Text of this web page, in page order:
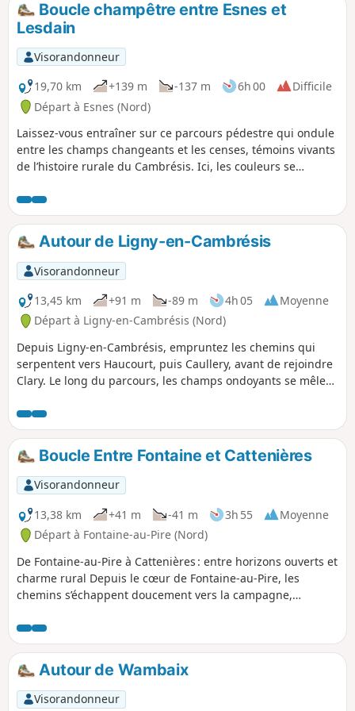
p
Boucle champêtre entre Esnes et
Lesdain
Visorandonneur
19,70 km
+139 m -137 m 6h 00
Difficile
Départ à Esnes (Nord)
Laissez-vous entraîner sur ce parcours pédestre qui ondule
entre les champs changeants et les censes, témoins vivants
de l’histoire rurale du Cambrésis. Ici, les couleurs se
tendre du printemps, les bruns chauds d’automne. Chaque
pas vous offre une respiration nouvelle : le parfum des
haies, le chant lointain des alouettes, la quiétude des
chemins creux. Plus qu’une simple balade, c’est une
parenthèse où l’on goûte la douceur d’un paysage façonné
par le temps et par la main de l’homme.
Autour de Ligny-en-Cambrésis
Visorandonneur
13,45 km
+91 m -89 m 4h 05
Moyenne
Départ à Ligny-en-Cambrésis (Nord)
Depuis Ligny-en-Cambrésis, empruntez les chemins qui
serpentent vers Haucourt, puis Caullery, avant de rejoindre
Clary. Le long du parcours, les champs ondoyants se mêlent
le temps. Chaque village dévoile ses ruelles paisibles et son
caractère authentique, tandis que le chant des oiseaux et le
parfum des saisons accompagnent vos pas. C’est une
balade où la simplicité se fait richesse, invitant à savourer
la quiétude des paysages et la chaleur discrète du
patrimoine rural.
Boucle Entre Fontaine et Cattenières
Visorandonneur
13,38 km
+41 m -41 m 3h 55
Moyenne
Départ à Fontaine-au-Pire (Nord)
De Fontaine-au-Pire à Cattenières : entre horizons ouverts et
charme rural Depuis le cœur de Fontaine-au-Pire, les
chemins s’échappent doucement vers la campagne,
avance au rythme tranquille des saisons, bercé par le
bruissement des épis et le vol léger des alouettes. La
silhouette de Cattenières se dessine peu à peu à l’horizon,
au-delà des haies et des sentiers bordés de fleurs
sauvages. Cette courte escapade est une invitation à
Autour de Wambaix
Visorandonneur